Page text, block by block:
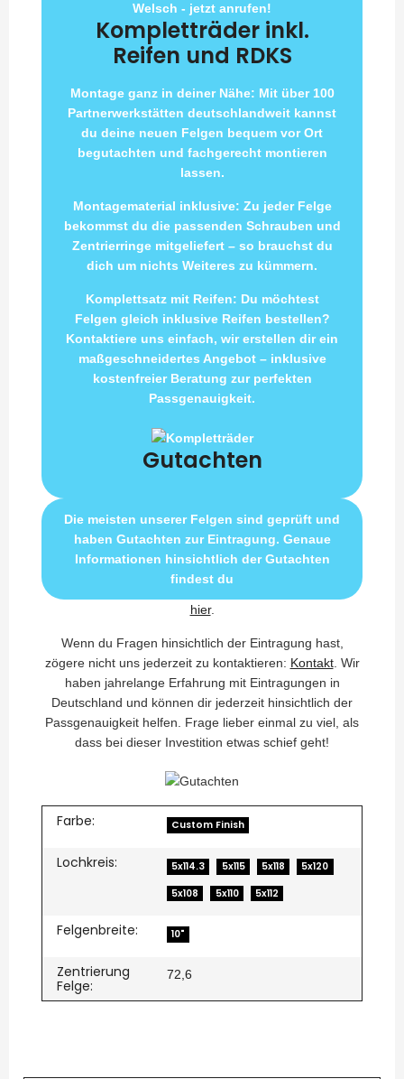
Welsch - jetzt anrufen!
Kompletträder inkl.
Reifen und RDKS
Montage ganz in deiner Nähe: Mit über 100
Partnerwerkstätten deutschlandweit kannst
du deine neuen Felgen bequem vor Ort
begutachten und fachgerecht montieren
lassen.
Montagematerial inklusive: Zu jeder Felge
bekommst du die passenden Schrauben und
Zentrierringe mitgeliefert – so brauchst du
dich um nichts Weiteres zu kümmern.
Komplettsatz mit Reifen: Du möchtest
Felgen gleich inklusive Reifen bestellen?
Kontaktiere uns einfach, wir erstellen dir ein
maßgeschneidertes Angebot – inklusive
kostenfreier Beratung zur perfekten
Passgenauigkeit.
Gutachten
Die meisten unserer Felgen sind geprüft und
haben Gutachten zur Eintragung. Genaue
Informationen hinsichtlich der Gutachten
findest du
hier.
Wenn du Fragen hinsichtlich der Eintragung hast,
zögere nicht uns jederzeit zu kontaktieren: Kontakt. Wir
haben jahrelange Erfahrung mit Eintragungen in
Deutschland und können dir jederzeit hinsichtlich der
Passgenauigkeit helfen. Frage lieber einmal zu viel, als
dass bei dieser Investition etwas schief geht!
Farbe: Custom Finish
Lochkreis: 5x114.3 5x115 5x118
5x120
5x108
5x110 5x112
Felgenbreite: 10"
Zentrierung
Felge:
72,6